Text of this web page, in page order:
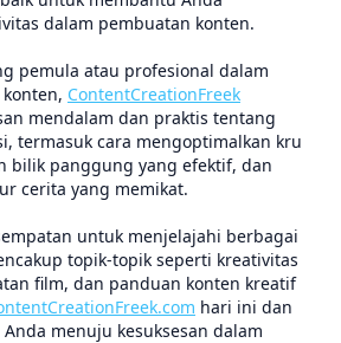
dalam pembuatan konten.
pemula atau profesional dalam
ContentCreationFreek
mendalam dan praktis tentang
termasuk cara mengoptimalkan kru
bilik panggung yang efektif, dan
cerita yang memikat.
untuk menjelajahi berbagai
topik-topik seperti kreativitas
film, dan panduan konten kreatif
hari ini dan
menuju kesuksesan dalam